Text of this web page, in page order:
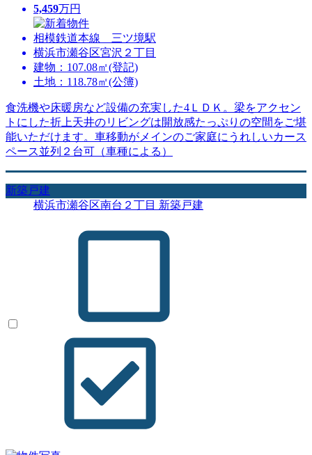
5,459万円
相模鉄道本線 三ツ境駅
横浜市瀬谷区宮沢２丁目
建物：107.08㎡(登記)
土地：118.78㎡(公簿)
食洗機や床暖房など設備の充実した4ＬＤＫ。梁をアクセン
トにした折上天井のリビングは開放感たっぷりの空間をご堪
能いただけます。車移動がメインのご家庭にうれしいカース
ペース並列２台可（車種による）
新築戸建
横浜市瀬谷区南台２丁目 新築戸建